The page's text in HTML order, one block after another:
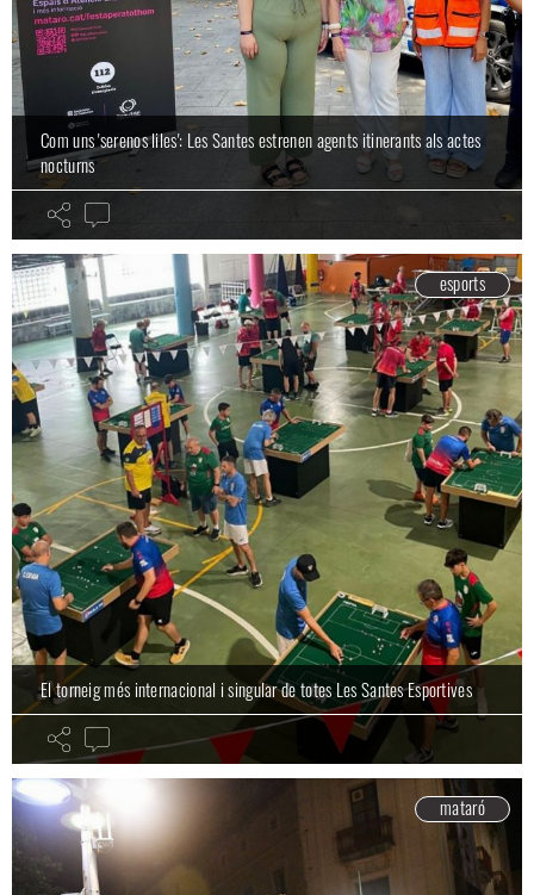
Com uns 'serenos liles': Les Santes estrenen agents itinerants als actes
nocturns
esports
El torneig més internacional i singular de totes Les Santes Esportives
mataró